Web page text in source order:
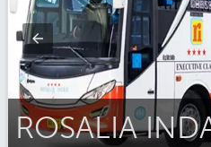
ROSALIA